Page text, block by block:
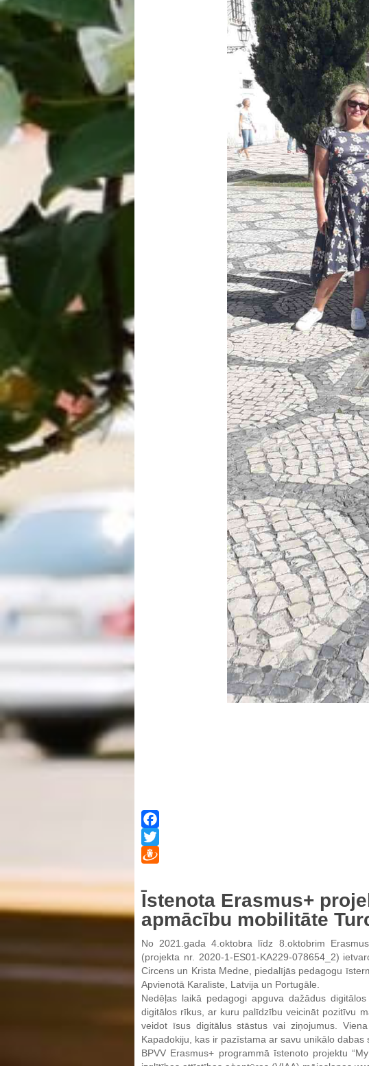
Facebook
Twitter
Īstenota Erasmus+
apmācību mobilitāte
No 2021.gada 4.oktobra līdz 8.oktobrim
(projekta nr. 2020-1-ES01-KA229-078654_2)
Circens un Krista Medne, piedalījās pedagogu
Apvienotā Karaliste, Latvija un Portugāle.
Nedēļas laikā pedagogi apguva dažādus
digitālos rīkus, ar kuru palīdzību veicināt pozitīvu
veidot īsus digitālus stāstus vai ziņojumus.
Kapadokiju, kas ir pazīstama ar savu unikālo
BPVV Erasmus+ programmā īstenoto projektu